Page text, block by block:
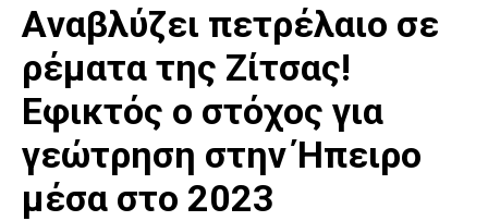
Aναβλύζει πετρέλαιο σε
ρέματα της Ζίτσας!
Εφικτός ο στόχος για
γεώτρηση στην Ήπειρο
μέσα στο 2023